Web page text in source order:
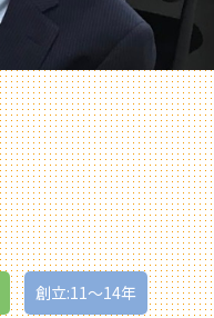
創立:11〜14年